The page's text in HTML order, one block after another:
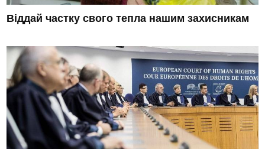
Віддай частку свого тепла нашим захисникам